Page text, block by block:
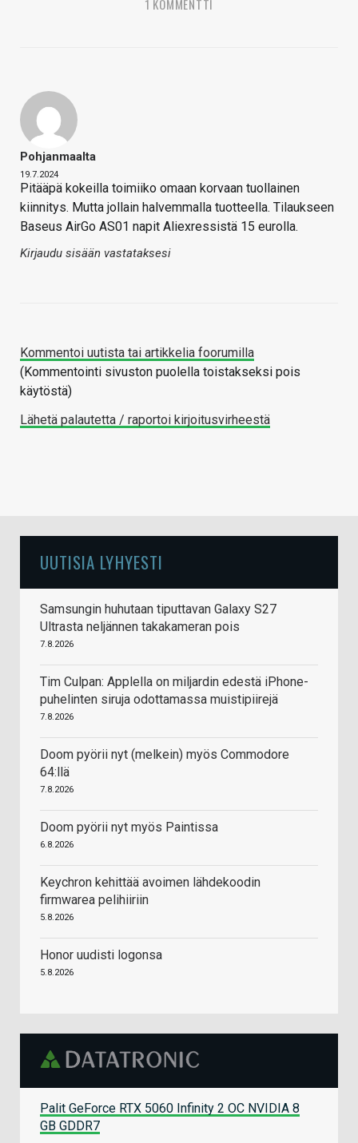
1 KOMMENTTI
Pohjanmaalta
19.7.2024
Pitääpä kokeilla toimiiko omaan korvaan tuollainen
kiinnitys. Mutta jollain halvemmalla tuotteella. Tilaukseen
Baseus AirGo AS01 napit Aliexressistä 15 eurolla.
Kirjaudu sisään vastataksesi
Kommentoi uutista tai artikkelia foorumilla
(Kommentointi sivuston puolella toistakseksi pois
käytöstä)
Lähetä palautetta / raportoi kirjoitusvirheestä
UUTISIA LYHYESTI
Samsungin huhutaan tiputtavan Galaxy S27
Ultrasta neljännen takakameran pois
7.8.2026
Tim Culpan: Applella on miljardin edestä iPhone-
puhelinten siruja odottamassa muistipiirejä
7.8.2026
Doom pyörii nyt (melkein) myös Commodore
64:llä
7.8.2026
Doom pyörii nyt myös Paintissa
6.8.2026
Keychron kehittää avoimen lähdekoodin
firmwarea pelihiiriin
5.8.2026
Honor uudisti logonsa
5.8.2026
Palit GeForce RTX 5060 Infinity 2 OC NVIDIA 8
GB GDDR7